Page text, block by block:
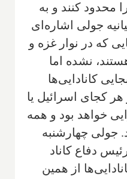
محدود کنند و به
جولی اشاره‌ای
که در نوار غزه و
نشده اما
کانادایی‌ها
هر کجای اسرائیل یا
خواهد بود و همه
جولی چهارشنبه
دفاع کاناد
از همین